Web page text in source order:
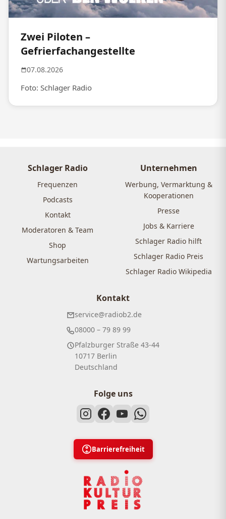
Zwei Piloten –
Gefrierfachangestellte
07.08.2026
Foto: Schlager Radio
Schlager Radio
Frequenzen
Podcasts
Kontakt
Moderatoren & Team
Shop
Wartungsarbeiten
Unternehmen
Werbung, Vermarktung &
Kooperationen
Presse
Jobs & Karriere
Schlager Radio hilft
Schlager Radio Preis
Schlager Radio Wikipedia
Kontakt
service@radiob2.de
08000 – 79 89 99
Pfalzburger Straße 43-44
10717 Berlin
Deutschland
Folge uns
Barrierefreiheit